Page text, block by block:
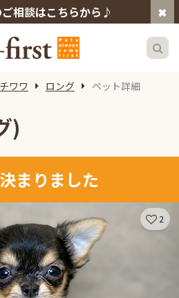
相談はこちらから♪
チワワ ロング ペット詳細
)
まりました
2